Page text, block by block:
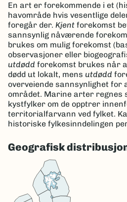
En art er forekommende i et
havområde hvis vesentlige
foregår der. Kjent forekomst
sannsynlig nåværende
brukes om mulig forekomst
observasjoner eller
utdødd forekomst brukes når
dødd ut lokalt, mens utdødd
overveiende sannsynlighet for
området. Marine arter regnes
kystfylker om de opptrer
territorialfarvann ved fylket.
historiske fylkesinndelingen
Geografisk